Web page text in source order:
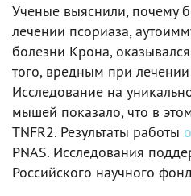
Ученые выяснили, почему
лечении псориаза,
болезни Крона,
того, вредным при
Исследование на
мышей показало, что в
TNFR2. Результаты работы
PNAS. Исследования
Российского научного